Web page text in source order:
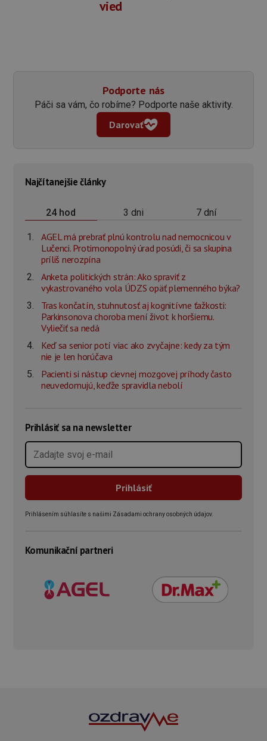
vied
Podporte nás
Páči sa vám, čo robíme? Podporte naše aktivity.
Darovať
Najčítanejšie články
24 hod 3 dni 7 dní
AGEL má prebrať plnú kontrolu nad nemocnicou v
Lučenci. Protimonopolný úrad posúdi, či sa skupina
príliš nerozpína
Anketa politických strán: Ako spraviť z
vykastrovaného vola ÚDZS opäť plemenného býka?
Tras končatín, stuhnutosť aj kognitívne ťažkosti:
Parkinsonova choroba mení život k horšiemu.
Vyliečiť sa nedá
Keď sa senior potí viac ako zvyčajne: kedy za tým
nie je len horúčava
Pacienti si nástup cievnej mozgovej príhody často
neuvedomujú, keďže spravidla nebolí
Prihlásiť sa na newsletter
Prihlásením súhlasíte s našimi Zásadami ochrany osobných údajov.
Komunikační partneri